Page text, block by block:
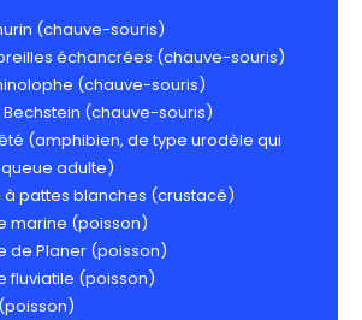
(chauve-souris)
échancrées (chauve-souris)
(chauve-souris)
Bechstein (chauve-souris)
(amphibien, de type urodèle qui
adulte)
à pattes blanches (crustacé)
marine (poisson)
de Planer (poisson)
fluviatile (poisson)